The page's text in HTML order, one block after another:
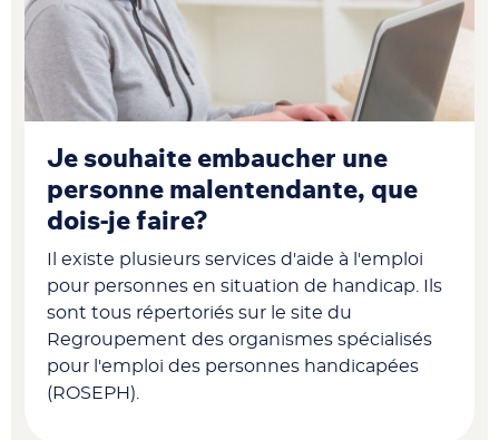
Je souhaite embaucher une
personne malentendante, que
dois-je faire?
Il existe plusieurs services d'aide à l'emploi
pour personnes en situation de handicap. Ils
sont tous répertoriés sur le site du
Regroupement des organismes spécialisés
pour l'emploi des personnes handicapées
(ROSEPH).